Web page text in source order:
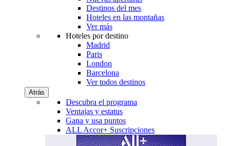
Destinos del mes
Hoteles en las montañas
Ver más
Hoteles por destino
Madrid
Paris
London
Barcelona
Ver todos destinos
Atrás
Descubra el programa
Ventajas y estatus
Gana y usa puntos
ALL Accor+ Suscripciones